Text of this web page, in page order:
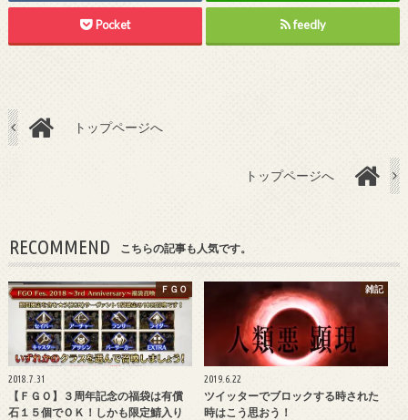
Pocket feedly
トップページへ
トップページへ
RECOMMEND こちらの記事も人気です。
ＦＧＯ
2018.7.31
【ＦＧＯ】３周年記念の福袋は有償
石１５個でＯＫ！しかも限定鯖入り
雑記
2019.6.22
ツイッターでブロックする時された
時はこう思おう！